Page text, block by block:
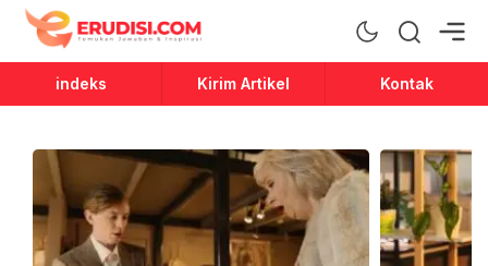
Erudisi
Temukan Jawaban dan Inspirasi
indeks Kirim Artikel Kontak